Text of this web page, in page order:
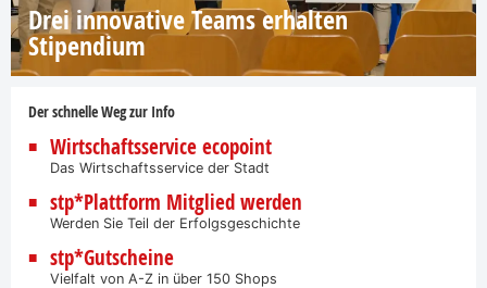
Drei innovative Teams erhalten
Stipendium
Der schnelle Weg zur Info
Wirtschaftsservice ecopoint
Das Wirtschaftsservice der Stadt
stp*Plattform Mitglied werden
Werden Sie Teil der Erfolgsgeschichte
stp*Gutscheine
Vielfalt von A-Z in über 150 Shops